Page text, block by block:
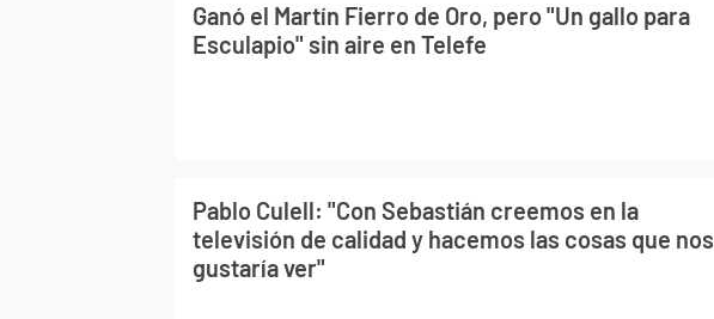
Ganó el Martín Fierro de Oro, pero "Un gallo para
Esculapio" sin aire en Telefe
Pablo Culell: "Con Sebastián creemos en la
televisión de calidad y hacemos las cosas que nos
gustaría ver"